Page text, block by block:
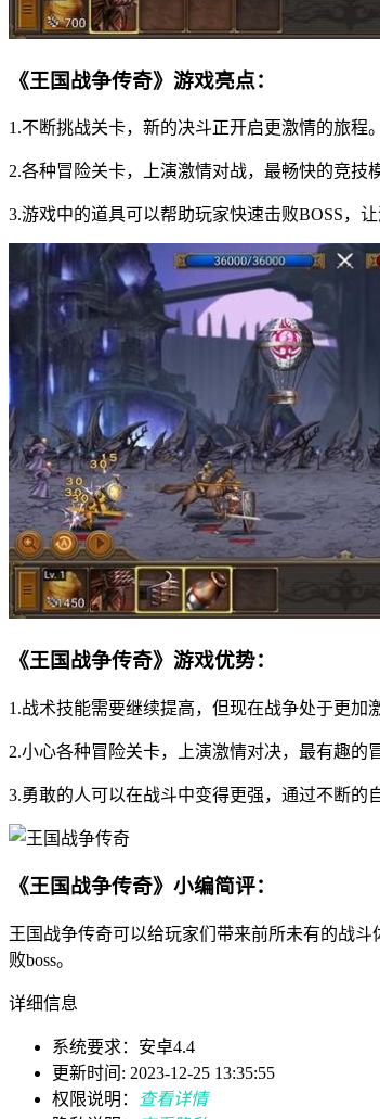
《王国战争传奇》游戏亮点：
1.不断挑战关卡，新的决斗正开启更激情的旅程。
2.各种冒险关卡，上演激情对战，最畅快的竞技
3.游戏中的道具可以帮助玩家快速击败BOSS，让
《王国战争传奇》游戏优势：
1.战术技能需要继续提高，但现在战争处于更加
2.小心各种冒险关卡，上演激情对决，最有趣的
3.勇敢的人可以在战斗中变得更强，通过不断的
《王国战争传奇》小编简评：
王国战争传奇可以给玩家们带来前所未有的战
败boss。
详细信息
系统要求：安卓4.4
更新时间: 2023-12-25 13:35:55
权限说明：
查看详情